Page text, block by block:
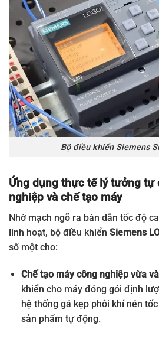
6ED1055-4MH08-0BA1 LOGO!
6AG1057-1AA00-0AA2 SIPLUS
6AG1057-1AA00-0AA3 SIPLUS
6EP3310-6SB00-0AY0 LOGO!
6EP3311-6SB00-0AY0 LOGO!
6EP3320-6SB00-0AY0 LOGO!
6EP3321-6SB00-0AY0 LOGO!
LOGO!
6EP3321-6SB10-0AY0 LOGO!
6EP3322-6SB10-0AY0 LOGO!
6EP3330-6SB00-0AY0
6EP3331-6SB00-0AY0 LOGO!
6EP3332-6SB00-0AY0 LOGO!
6EP3333-6SB00-0AY0
Bộ điều khiển Siemens
Ứng dụng thực tế lý tưởng tự
nghiệp và chế tạo máy
Nhờ mạch ngõ ra bán dẫn tốc độ
linh hoạt, bộ điều khiển Siemens
số một cho:
Chế tạo máy công nghiệp vừa
khiển cho máy đóng gói định
hệ thống gá kẹp phôi khí nén
sản phẩm tự động.